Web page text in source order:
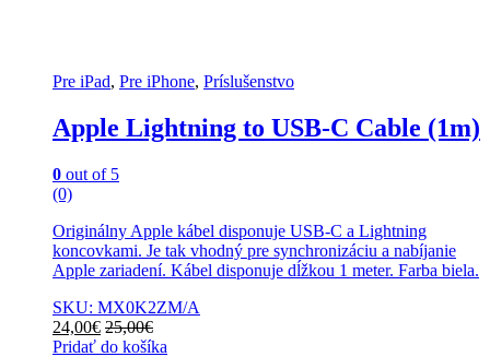
Pre iPad, Pre iPhone, Príslušenstvo
Apple Lightning to USB-C Cable (1m)
0 out of 5
(0)
Originálny Apple kábel disponuje USB-C a Lightning
koncovkami. Je tak vhodný pre synchronizáciu a nabíjanie
Apple zariadení. Kábel disponuje dĺžkou 1 meter. Farba biela.
SKU: MX0K2ZM/A
24,00€ 25,00€
Pridať do košíka